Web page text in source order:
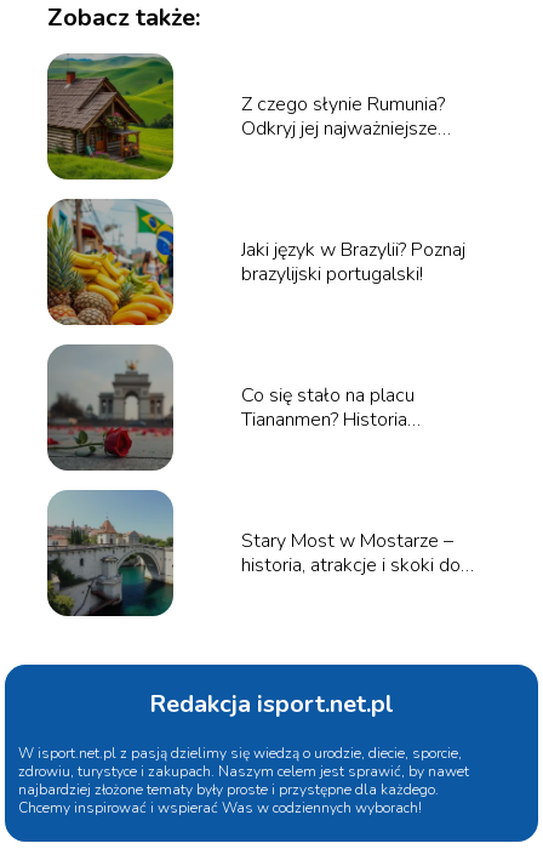
Zobacz także:
Z czego słynie Rumunia?
Odkryj jej najważniejsze
Jaki język w Brazylii? Poznaj
brazylijski portugalski!
Co się stało na placu
Tiananmen? Historia
Stary Most w Mostarze –
historia, atrakcje i skoki do
Redakcja isport.net.pl
W isport.net.pl z pasją dzielimy się wiedzą o urodzie, diecie, sporcie,
zdrowiu, turystyce i zakupach. Naszym celem jest sprawić, by nawet
najbardziej złożone tematy były proste i przystępne dla każdego.
Chcemy inspirować i wspierać Was w codziennych wyborach!